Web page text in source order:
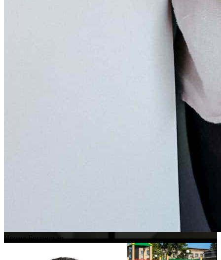
Ирина Богинская